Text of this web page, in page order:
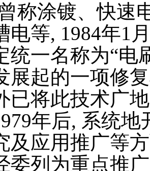
称涂镀、快速
电等, 1984年1
统一名称为“电
展起的一项修
已将此技术广
年后, 系统
及应用推广等
委列为重点推